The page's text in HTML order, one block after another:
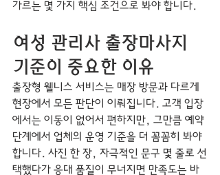
가르는 몇 가지 핵심 조건으로 봐야 합니다.
여성 관리사 출장마사지
기준이 중요한 이유
출장형 웰니스 서비스는 매장 방문과 다르게
현장에서 모든 판단이 이뤄집니다. 고객 입장
에서는 이동이 없어서 편하지만, 그만큼 예약
단계에서 업체의 운영 기준을 더 꼼꼼히 봐야
합니다. 사진 한 장, 자극적인 문구 몇 줄로 선
택했다가 응대 품질이 무너지면 만족도는 바